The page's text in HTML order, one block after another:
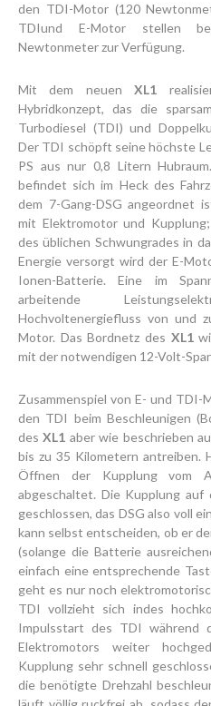
den TDI-Motor (120
TDIund E-Motor stellen
Newtonmeter zur Verfügung.
Mit dem neuenXL1
Hybridkonzept, das die
Turbodiesel (TDI) und
Der TDI schöpft seine höchste
PS aus nur 0,8 Litern
befindet sich im Heck des
dem 7-Gang-DSG angeordnet
mit Elektromotor und
des üblichen Schwungrades in
Energie versorgt wird der E-
Ionen-Batterie. Eine im
arbeitende
Hochvoltenergiefluss von und
Motor. Das Bordnetz des XL1
mit der notwendigen 12-Volt-
Zusammenspiel von E- und
den TDI beim Beschleunigen
desXL1 aber wie beschrieben
bis zu 35 Kilometern antreiben.
Öffnen der Kupplung vom
abgeschaltet. Die Kupplung
geschlossen, das DSG also voll
kann selbst entscheiden, ob er
(solange die Batterie
einfach eine entsprechende
geht es nur noch
TDI vollzieht sich indes
Impulsstart des TDI während
Elektromotors weiter
Kupplung sehr schnell
die benötigte Drehzahl